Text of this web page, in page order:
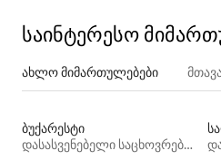
საინტერესო
ახლო მიმართულებები
ბუქარესტი
დასასვენებელი საცხოვრებლები